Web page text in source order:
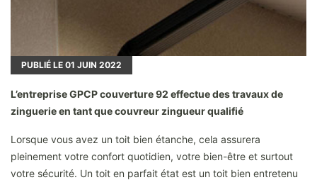
PUBLIÉ LE 01 JUIN 2022
L’entreprise GPCP couverture 92 effectue des travaux de
zinguerie en tant que couvreur zingueur qualifié
Lorsque vous avez un toit bien étanche, cela assurera
pleinement votre confort quotidien, votre bien-être et surtout
votre sécurité. Un toit en parfait état est un toit bien entretenu